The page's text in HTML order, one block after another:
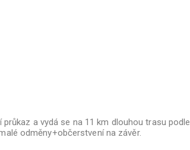
a vydá se na 11 km dlouhou trasu podle
odměny+občerstvení na závěr.